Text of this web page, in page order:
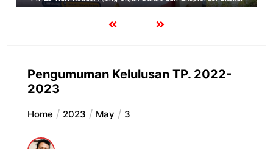
Pengumuman Kelulusan TP. 2022-
2023
Home 2023 May 3